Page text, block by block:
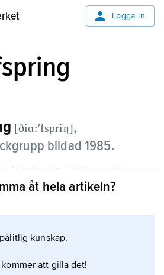
Logga in
[ðiɑ:ʹfspriŋ],
bildad 1985.
1989 och fick
med albumet
utgör en av de
en musik influerad av
åt hela artikeln?
kunskap.
att gilla det!